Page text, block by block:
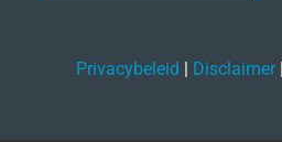
Privacybeleid Disclaimer|